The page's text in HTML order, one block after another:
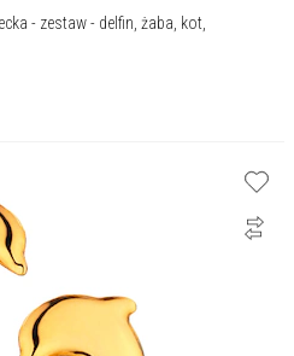
- zestaw - delfin, żaba, kot,